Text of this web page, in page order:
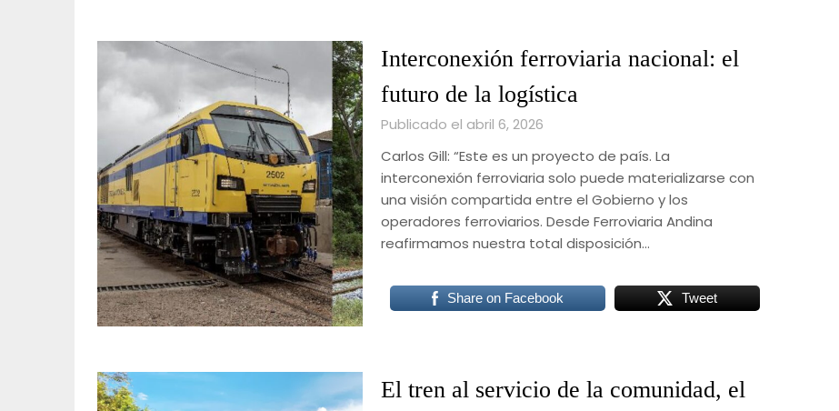
Interconexión ferroviaria nacional: el
futuro de la logística
Publicado el abril 6, 2026
Carlos Gill: “Este es un proyecto de país. La
interconexión ferroviaria solo puede materializarse con
una visión compartida entre el Gobierno y los
operadores ferroviarios. Desde Ferroviaria Andina
reafirmamos nuestra total disposición…
Share on Facebook Tweet
El tren al servicio de la comunidad, el